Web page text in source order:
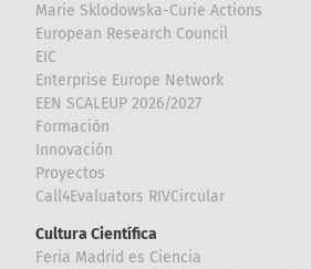
Marie Sklodowska-Curie Actions
European Research Council
EIC
Enterprise Europe Network
EEN SCALEUP 2026/2027
Formación
Innovación
Proyectos
Call4Evaluators RIVCircular
Cultura Científica
Feria Madrid es Ciencia